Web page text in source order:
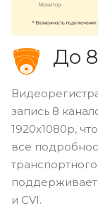
До
запись 8
1920x1080p,
все
и CVI.